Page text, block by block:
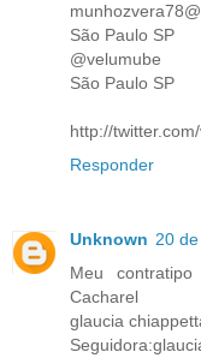
São Paulo SP
@velumube
São Paulo SP
http://
Responder
Unknown 20
Meu
Cacharel
glaucia